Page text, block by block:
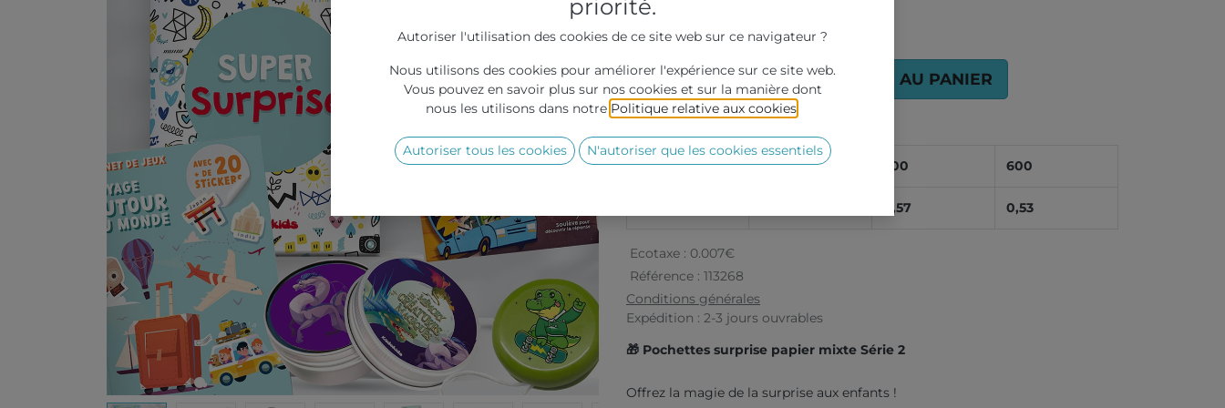
0,59
AJOUTER AU PANIER
Grille de prix :
Quantité
50 200 600
0,57 0,53
Ecotaxe : 0.007€
Référence : 113268
Conditions générales
Expédition : 2-3 jours ouvrables
🎁 Pochettes surprise papier mixte Série 2
Offrez la magie de la surprise aux enfants !
priorité.
Autoriser l'utilisation des cookies de ce site web sur ce navigateur ?
Nous utilisons des cookies pour améliorer l'expérience sur ce site web.
Vous pouvez en savoir plus sur nos cookies et sur la manière dont
nous les utilisons dans notre Politique relative aux cookies
Autoriser tous les cookies N'autoriser que les cookies essentiels